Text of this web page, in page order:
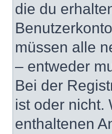
die du
müssen alle
– entweder
Bei der
ist oder nicht.
enthaltenen